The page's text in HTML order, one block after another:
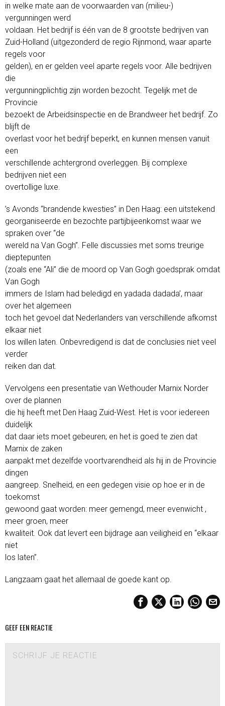
in welke mate aan de voorwaarden van (milieu-)
vergunningen werd
voldaan. Het bedrijf is één van de 8 grootste bedrijven van
Zuid-Holland (uitgezonderd de regio Rijnmond, waar aparte
regels voor
gelden), en er gelden veel aparte regels voor. Alle bedrijven
die
vergunningplichtig zijn worden bezocht. Tegelijk met de
Provincie
bezoekt de Arbeidsinspectie en de Brandweer het bedrijf. Zo
blijft de
overlast voor het bedrijf beperkt, en kunnen mensen vanuit
een
verschillende achtergrond overleggen. Bij complexe
bedrijven niet een
overtollige luxe.
’s Avonds “brandende kwesties” in Den Haag: een uitstekend
georganiseerde en bezochte partijbijeenkomst waar we
spraken over “de
wereld na Van Gogh”. Felle discussies met soms treurige
dieptepunten
(zoals ene “Ali” die de moord op Van Gogh goedsprak omdat
Van Gogh
immers de Islam had beledigd en yadada dadada’, maar
over het algemeen
toch het gevoel dat Nederlanders van verschillende afkomst
elkaar niet
los willen laten. Onbevredigend is dat de conclusies niet veel
verder
reiken dan dat.
Vervolgens een presentatie van Wethouder Marnix Norder
over de plannen
die hij heeft met Den Haag Zuid-West. Het is voor iedereen
duidelijk
dat daar iets moet gebeuren; en het is goed te zien dat
Marnix de zaken
aanpakt met dezelfde voortvarendheid als hij in de Provincie
dingen
aangreep. Snelheid, en een gedegen visie op hoe er in de
toekomst
gewoond gaat worden: meer gemengd, meer evenwicht ,
meer groen, meer
kwaliteit. Ook dat levert een bijdrage aan veiligheid en “elkaar
niet
los laten”.
Langzaam gaat het allemaal de goede kant op.
GEEF EEN REACTIE